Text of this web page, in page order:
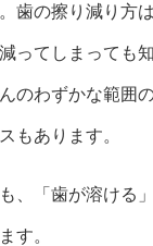
歯の擦り減り方
ってしまっても
のわずかな範囲
もあります。
、「歯が溶ける
す。